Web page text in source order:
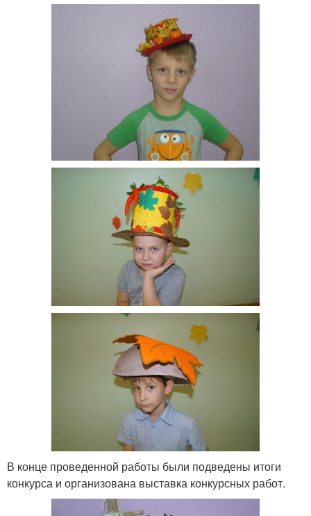
В конце проведенной работы были подведены итоги
конкурса и организована выставка конкурсных работ.